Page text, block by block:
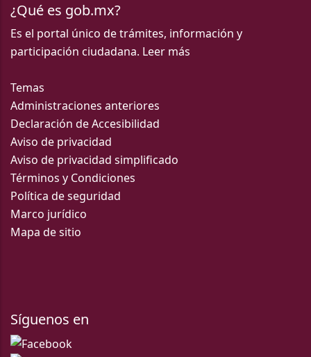
¿Qué es gob.mx?
Es el portal único de trámites, información y
participación ciudadana. Leer más
Temas
Administraciones anteriores
Declaración de Accesibilidad
Aviso de privacidad
Aviso de privacidad simplificado
Términos y Condiciones
Política de seguridad
Marco jurídico
Mapa de sitio
Síguenos en